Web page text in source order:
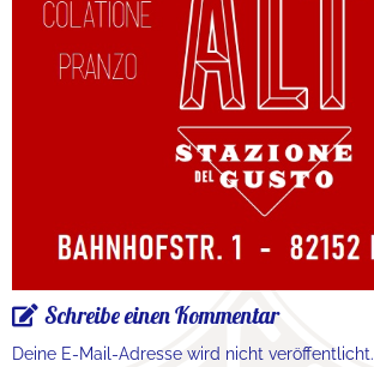
Schreibe einen Kommentar
Deine E-Mail-Adresse wird nicht veröffentlicht.